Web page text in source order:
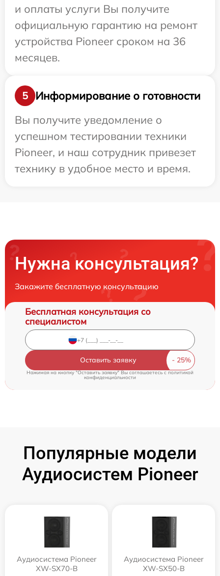
и оплаты услуги Вы получите
официальную гарантию на ремонт
устройства Pioneer сроком на 36
месяцев.
5
Информирование о готовности
Вы получите уведомление о
успешном тестировании техники
Pioneer, и наш сотрудник привезет
технику в удобное место и время.
Нужна консультация?
Закажите бесплатную консультацию
Бесплатная консультация со
специалистом
Оставить заявку
Нажимая на кнопку "Оставить заявку" Вы соглашаетесь c политикой
конфиденциальности
Популярные модели
Аудиосистем Pioneer
Аудиосистема Pioneer
XW-SX70-B
Аудиосистема Pioneer
XW-SX50-B